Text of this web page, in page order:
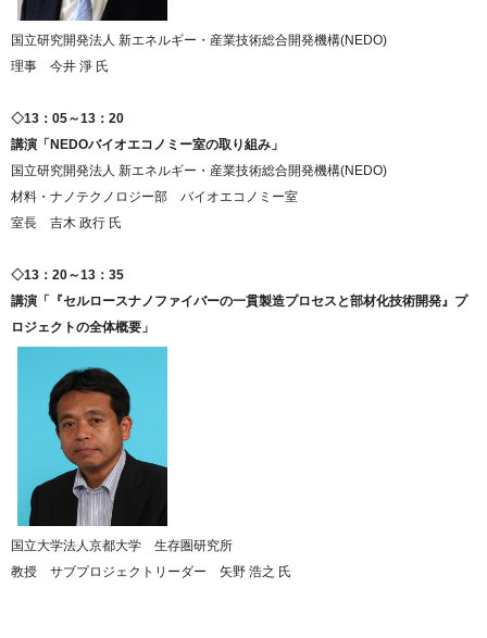
国立研究開発法人 新エネルギー・産業技術総合開発機構(NEDO)
理事 今井 淨 氏
◇13：05～13：20
講演「NEDOバイオエコノミー室の取り組み」
国立研究開発法人 新エネルギー・産業技術総合開発機構(NEDO)
材料・ナノテクノロジー部 バイオエコノミー室
室長 吉木 政行 氏
◇13：20～13：35
講演「『セルロースナノファイバーの一貫製造プロセスと部材化技術開発』プ
ロジェクトの全体概要」
国立大学法人京都大学 生存圏研究所
教授 サブプロジェクトリーダー 矢野 浩之 氏